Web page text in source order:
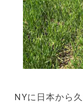
NYに日本から